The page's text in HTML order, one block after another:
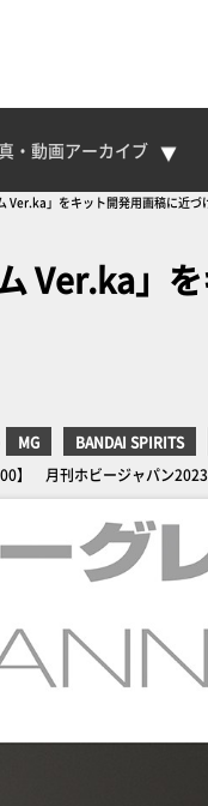
・動画アーカイブ
Ver.ka」をキット開発用画稿に近づ
Ver.ka」
MG BANDAI SPIRITS
】 月刊ホビージャパン2023